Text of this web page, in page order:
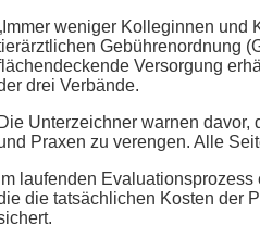
weniger Kolleginnen
Gebührenordnung
Versorgung
drei Verbände.
Die Unterzeichner warnen
Praxen zu verengen. Alle
Im laufenden
die tatsächlichen Kosten der